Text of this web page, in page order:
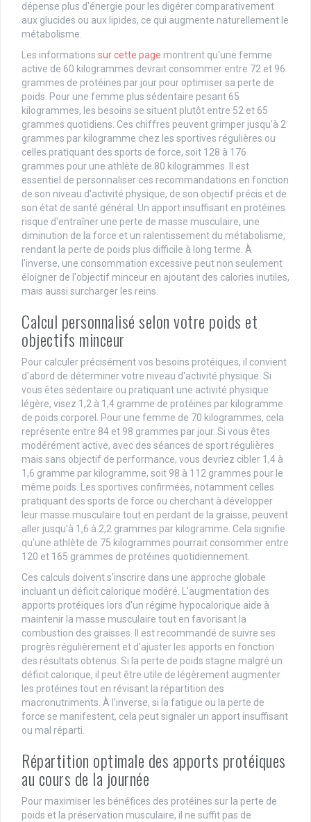
dépense plus d'énergie pour les digérer comparativement
aux glucides ou aux lipides, ce qui augmente naturellement le
métabolisme.
Les informations sur cette page montrent qu'une femme
active de 60 kilogrammes devrait consommer entre 72 et 96
grammes de protéines par jour pour optimiser sa perte de
poids. Pour une femme plus sédentaire pesant 65
kilogrammes, les besoins se situent plutôt entre 52 et 65
grammes quotidiens. Ces chiffres peuvent grimper jusqu'à 2
grammes par kilogramme chez les sportives régulières ou
celles pratiquant des sports de force, soit 128 à 176
grammes pour une athlète de 80 kilogrammes. Il est
essentiel de personnaliser ces recommandations en fonction
de son niveau d'activité physique, de son objectif précis et de
son état de santé général. Un apport insuffisant en protéines
risque d'entraîner une perte de masse musculaire, une
diminution de la force et un ralentissement du métabolisme,
rendant la perte de poids plus difficile à long terme. À
l'inverse, une consommation excessive peut non seulement
éloigner de l'objectif minceur en ajoutant des calories inutiles,
mais aussi surcharger les reins.
Calcul personnalisé selon votre poids et
objectifs minceur
Pour calculer précisément vos besoins protéiques, il convient
d'abord de déterminer votre niveau d'activité physique. Si
vous êtes sédentaire ou pratiquant une activité physique
légère, visez 1,2 à 1,4 gramme de protéines par kilogramme
de poids corporel. Pour une femme de 70 kilogrammes, cela
représente entre 84 et 98 grammes par jour. Si vous êtes
modérément active, avec des séances de sport régulières
mais sans objectif de performance, vous devriez cibler 1,4 à
1,6 gramme par kilogramme, soit 98 à 112 grammes pour le
même poids. Les sportives confirmées, notamment celles
pratiquant des sports de force ou cherchant à développer
leur masse musculaire tout en perdant de la graisse, peuvent
aller jusqu'à 1,6 à 2,2 grammes par kilogramme. Cela signifie
qu'une athlète de 75 kilogrammes pourrait consommer entre
120 et 165 grammes de protéines quotidiennement.
Ces calculs doivent s'inscrire dans une approche globale
incluant un déficit calorique modéré. L'augmentation des
apports protéiques lors d'un régime hypocalorique aide à
maintenir la masse musculaire tout en favorisant la
combustion des graisses. Il est recommandé de suivre ses
progrès régulièrement et d'ajuster les apports en fonction
des résultats obtenus. Si la perte de poids stagne malgré un
déficit calorique, il peut être utile de légèrement augmenter
les protéines tout en révisant la répartition des
macronutriments. À l'inverse, si la fatigue ou la perte de
force se manifestent, cela peut signaler un apport insuffisant
ou mal réparti.
Répartition optimale des apports protéiques
au cours de la journée
Pour maximiser les bénéfices des protéines sur la perte de
poids et la préservation musculaire, il ne suffit pas de